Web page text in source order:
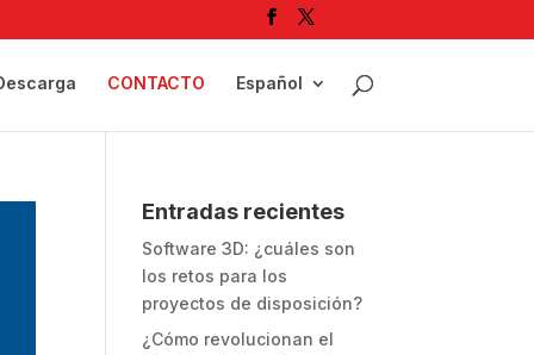
CONTACTO Español
Entradas recientes
Software 3D: ¿cuáles son
los retos para los
proyectos de disposición?
¿Cómo revolucionan el